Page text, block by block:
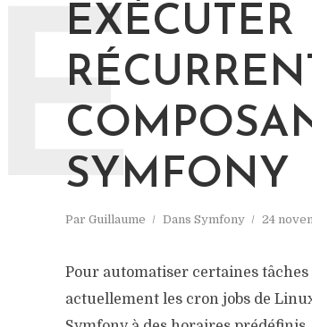
EXÉCUTER
SYMFONY
Par Guillaume Dans Symfony 24
E
Pour automatiser certaines
actuellement les cron jobs de